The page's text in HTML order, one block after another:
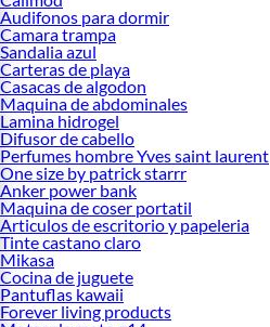
Audifonos para dormir
Camara trampa
Sandalia azul
Carteras de playa
Casacas de algodon
Maquina de abdominales
Lamina hidrogel
Difusor de cabello
Perfumes hombre Yves saint laurent
One size by patrick starrr
Anker power bank
Maquina de coser portatil
Articulos de escritorio y papeleria
Tinte castano claro
Mikasa
Cocina de juguete
Pantuflas kawaii
Forever living products